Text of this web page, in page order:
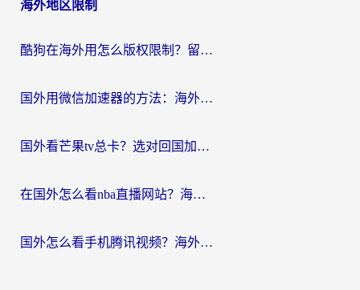
海外地区限制
酷狗在海外用怎么版权限制？留学生亲测：3步解决听国内音乐难题
国外用微信加速器的方法：海外党无缝连接国内生活的实用指南
国外看芒果tv总卡？选对回国加速器，轻松追《浪姐》不费劲
在国外怎么看nba直播网站？海外党专属体育观赛指南，告别地区限制！
国外怎么看手机腾讯视频？海外党亲测有效的追剧加速器选择指南